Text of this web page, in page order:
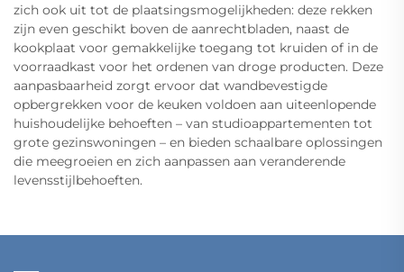
zich ook uit tot de plaatsingsmogelijkheden: deze rekken
zijn even geschikt boven de aanrechtbladen, naast de
kookplaat voor gemakkelijke toegang tot kruiden of in de
voorraadkast voor het ordenen van droge producten. Deze
aanpasbaarheid zorgt ervoor dat wandbevestigde
opbergrekken voor de keuken voldoen aan uiteenlopende
huishoudelijke behoeften – van studioappartementen tot
grote gezinswoningen – en bieden schaalbare oplossingen
die meegroeien en zich aanpassen aan veranderende
levensstijlbehoeften.